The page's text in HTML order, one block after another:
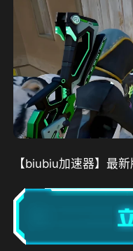
【biubiu加速器】最